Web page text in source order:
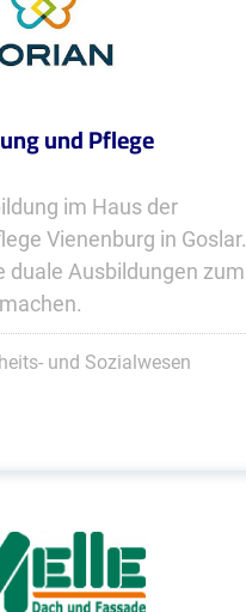
und Pflege
im Haus der
Vienenburg in Goslar.
duale Ausbildungen zum
und Sozialwesen